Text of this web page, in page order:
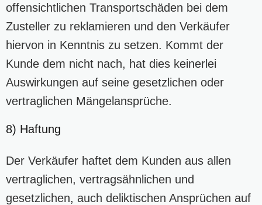
offensichtlichen Transportschäden bei dem
Zusteller zu reklamieren und den Verkäufer
hiervon in Kenntnis zu setzen. Kommt der
Kunde dem nicht nach, hat dies keinerlei
Auswirkungen auf seine gesetzlichen oder
vertraglichen Mängelansprüche.
8) Haftung
Der Verkäufer haftet dem Kunden aus allen
vertraglichen, vertragsähnlichen und
gesetzlichen, auch deliktischen Ansprüchen auf